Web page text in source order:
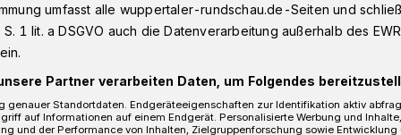
Metropole in Wien
der Transport zum Airport hat
gab's schon eine kleine Zeitung
Jürgens bei seinem Sieg für
umfasst alle wuppertaler-rundschau.de-Seiten und
1 lit. a DSGVO auch die Datenverarbeitung außerhalb des
Partner verarbeiten Daten, um Folgendes
genauer Standortdaten. Endgeräteeigenschaften zur Identifikation aktiv
auf Informationen auf einem Endgerät. Personalisierte Werbung und
und der Performance von Inhalten, Zielgruppenforschung sowie Entwicklung